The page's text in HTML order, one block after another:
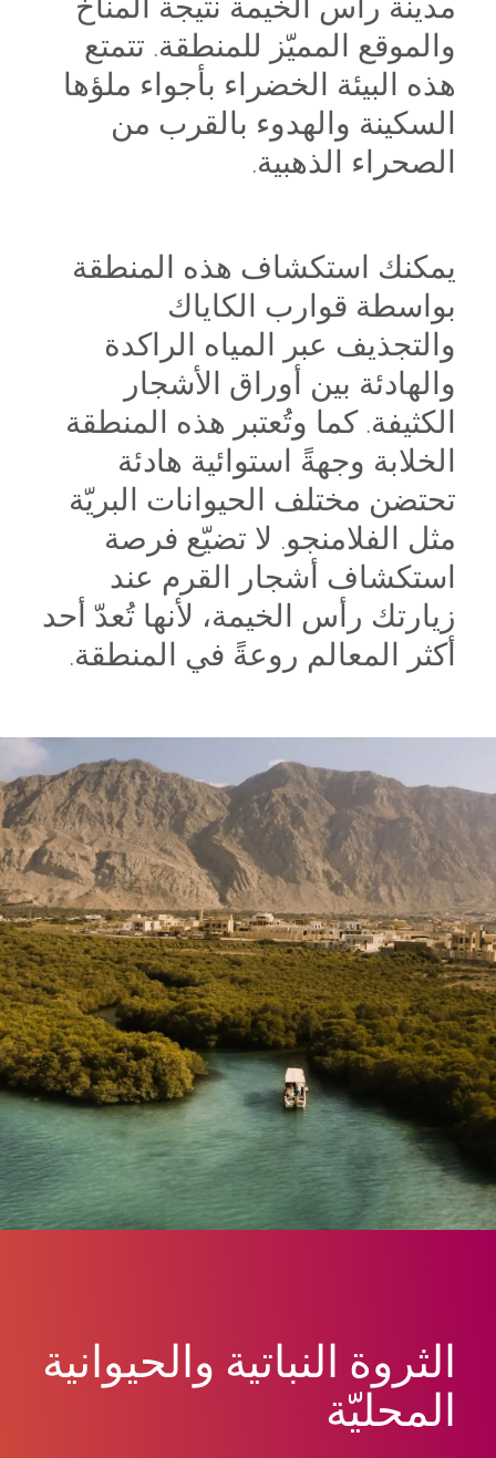
والموقع المميّز للمنطقة. تتمتع
هذه البيئة الخضراء بأجواء ملؤها
السكينة والهدوء بالقرب من
الصحراء الذهبية.
يمكنك استكشاف هذه المنطقة
بواسطة قوارب الكاياك
والتجذيف عبر المياه الراكدة
والهادئة بين أوراق الأشجار
الكثيفة. كما وتُعتبر هذه المنطقة
الخلابة وجهةً استوائية هادئة
تحتضن مختلف الحيوانات البريّة
مثل الفلامنجو. لا تضيّع فرصة
استكشاف أشجار القرم عند
زيارتك رأس الخيمة، لأنها تُعدّ أحد
أكثر المعالم روعةً في المنطقة.
الثروة النباتية والحيوانية
المحليّة